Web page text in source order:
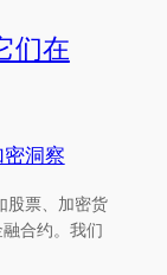
们在
密洞察
股票、加密货
合约。我们